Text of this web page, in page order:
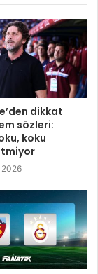
dikkat
sözleri:
koku
2026